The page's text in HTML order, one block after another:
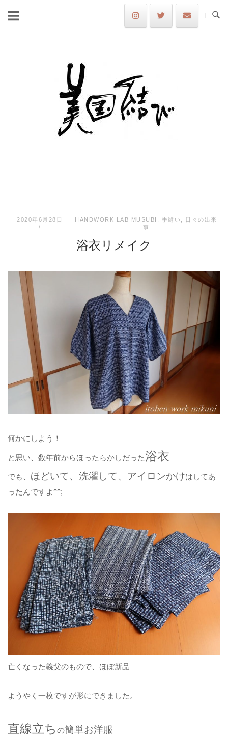
Home
2020年6月28日 HANDWORK LAB MUSUBI 手縫い
日々の出来
事
浴衣リメイク
何かにしよう！
と思い、数年前からほったらかしだった浴衣
でも、 ほどいて、洗濯して、アイロンかけはしてあ
ったんですよ^^;
亡くなった義父のもので、ほぼ新品
ようやく一枚ですが形にできました。
直線立ち の簡単お洋服